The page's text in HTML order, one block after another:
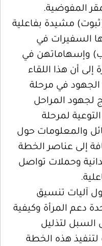
المفوضية.
مشيدة بفاعلية
السفيرات في
وإسهاماتهن في
أن هذا اللقاء
في مرحلة
لجهود المراحل
لمرحلة
والمعلومات حول
إلى عناصر الخطة
وحملات تواصل
آليات تنسيق
دعم المرأة وكيفية
السبل لتذليل
هذه الخطة